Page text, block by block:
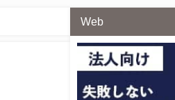
Web